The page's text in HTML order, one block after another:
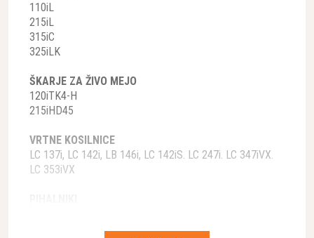
110iL
215iL
315iC
325iLK
ŠKARJE ZA ŽIVO MEJO
120iTK4-H
215iHD45
VRTNE KOSILNICE
LC 137i, LC 142i, LB 146i, LC 142iS. LC 247i. LC 347iVX.
LC 353iVX